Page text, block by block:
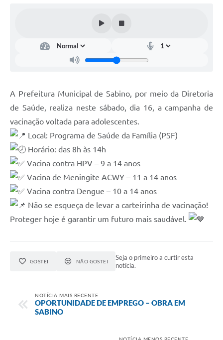
A Prefeitura Municipal de Sabino, por meio da Diretoria
de Saúde, realiza neste sábado, dia 16, a campanha de
vacinação voltada para adolescentes.
Local: Programa de Saúde da Família (PSF)
Horário: das 8h às 14h
Vacina contra HPV – 9 a 14 anos
Vacina de Meningite ACWY – 11 a 14 anos
Vacina contra Dengue – 10 a 14 anos
Não se esqueça de levar a carteirinha de vacinação!
Proteger hoje é garantir um futuro mais saudável.
GOSTEI NÃO GOSTEI
Seja o primeiro a curtir esta
notícia.
NOTÍCIA MAIS RECENTE
OPORTUNIDADE DE EMPREGO – OBRA EM
SABINO
NOTÍCIA MENOS RECENTE